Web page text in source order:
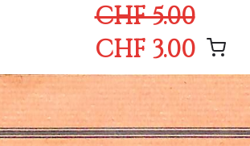
CHF 5.00
CHF 3.00